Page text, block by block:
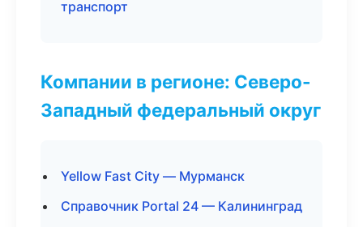
транспорт
Компании в регионе: Северо-
Западный федеральный округ
Yellow Fast City — Мурманск
Справочник Portal 24 — Калининград